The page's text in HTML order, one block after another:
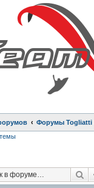
Форумы Togliatti